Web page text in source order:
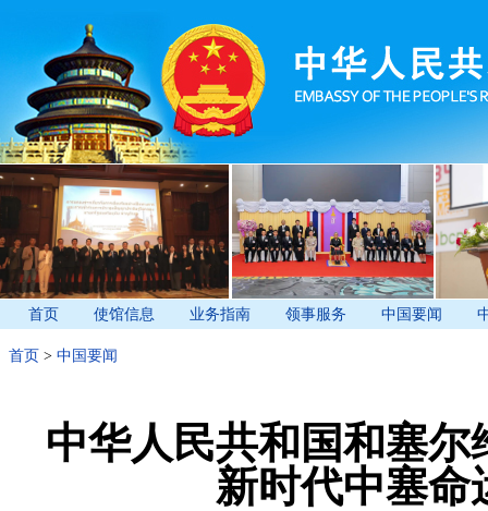
首页 使馆信息 业务指南 领事服务 中国要闻
首页 > 中国要闻
中华人民共和国和塞
新时代中塞命